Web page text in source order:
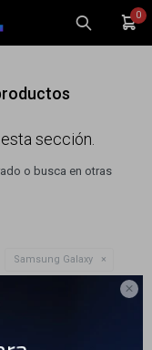

0
sección.
o busca en otras
Samsung Galaxy